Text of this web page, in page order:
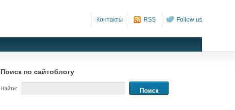
Контакты RSS Follow us
Поиск по сайтоблогу
Найти: